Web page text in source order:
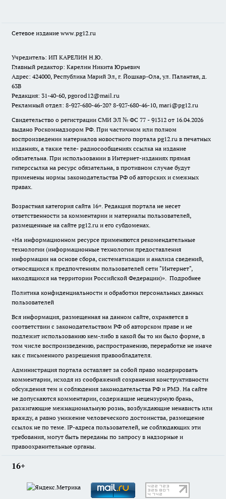
Сетевое издание www.pg12.ru
Учредитель: ИП КАРЕЛИН Н.Ю.
Главный редактор: Карелин Никита Юрьевич
Адрес: 424000, Республика Марий Эл, г. Йошкар-Ола, ул. Палантая, д.
63В
Редакция: 31-40-60, pgorod12@mail.ru
Рекламный отдел: 8-927-680-46-20? 8-927-680-46-10, mari@pg12.ru
Свидетельство о регистрации СМИ ЭЛ № ФС 77 - 91312 от 16.04.2026
выдано Роскомнадзором РФ. При частичном или полном
воспроизведении материалов новостного портала pg12.ru в печатных
изданиях, а также теле- радиосообщениях ссылка на издание
обязательна. При использовании в Интернет-изданиях прямая
гиперссылка на ресурс обязательна, в противном случае будут
применены нормы законодательства РФ об авторских и смежных
правах.
Возрастная категория сайта 16+. Редакция портала не несет
ответственности за комментарии и материалы пользователей,
размещенные на сайте pg12.ru и его субдоменах.
«На информационном ресурсе применяются рекомендательные
технологии (информационные технологии предоставления
информации на основе сбора, систематизации и анализа сведений,
относящихся к предпочтениям пользователей сети "Интернет",
находящихся на территории Российской Федерации)». Подробнее
Политика конфиденциальности и обработки персональных данных
пользователей
Вся информация, размещенная на данном сайте, охраняется в
соответствии с законодательством РФ об авторском праве и не
подлежит использованию кем-либо в какой бы то ни было форме, в
том числе воспроизведению, распространению, переработке не иначе
как с письменного разрешения правообладателя.
Администрация портала оставляет за собой право модерировать
комментарии, исходя из соображений сохранения конструктивности
обсуждения тем и соблюдения законодательства РФ и РМЭ. На сайте
не допускаются комментарии, содержащие нецензурную брань,
разжигающие межнациональную рознь, возбуждающие ненависть или
вражду, а равно унижение человеческого достоинства, размещение
ссылок не по теме. IP-адреса пользователей, не соблюдающих эти
требования, могут быть переданы по запросу в надзорные и
правоохранительные органы.
16+